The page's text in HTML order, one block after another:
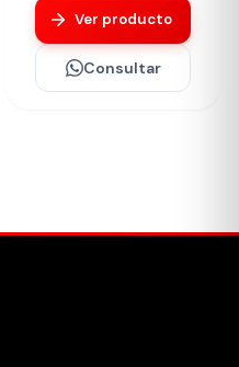
Ver producto
Consultar